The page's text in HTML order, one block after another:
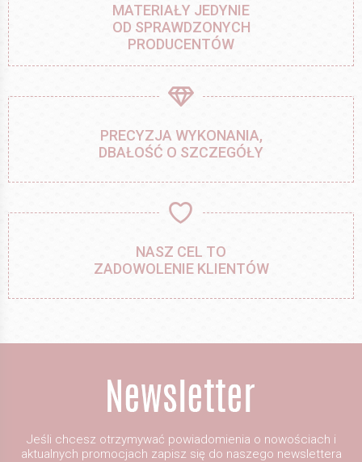
MATERIAŁY JEDYNIE
OD SPRAWDZONYCH
PRODUCENTÓW
PRECYZJA WYKONANIA,
DBAŁOŚĆ O SZCZEGÓŁY
NASZ CEL TO
ZADOWOLENIE KLIENTÓW
Jeśli chcesz otrzymywać powiadomienia o nowościach i
aktualnych promocjach zapisz się do naszego newslettera